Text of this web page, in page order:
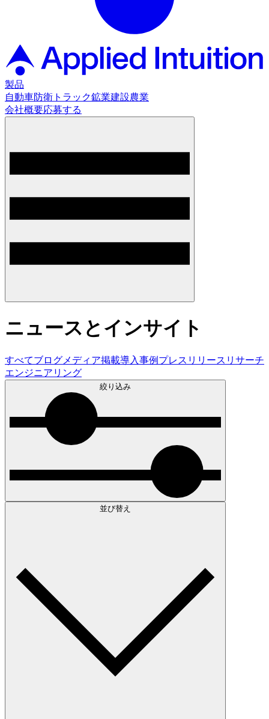
製品
自動車防衛 トラック鉱業建設農業
会社概要応募する
ニュースとインサイト
すべてブログ メディア掲載導入事例 プレスリリース リサーチ
エンジニアリング
絞り込み
並び替え